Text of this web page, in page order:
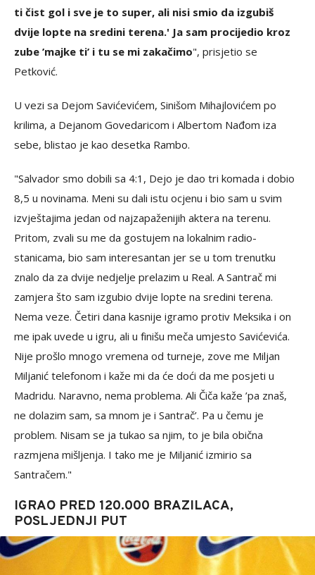
ti čist gol i sve je to super, ali nisi smio da izgubiš
dvije lopte na sredini terena.' Ja sam procijedio kroz
zube ’majke ti’ i tu se mi zakačimo", prisjetio se
Petković.
U vezi sa Dejom Savićevićem, Sinišom Mihajlovićem po
krilima, a Dejanom Govedaricom i Albertom Nađom iza
sebe, blistao je kao desetka Rambo.
"Salvador smo dobili sa 4:1, Dejo je dao tri komada i dobio
8,5 u novinama. Meni su dali istu ocjenu i bio sam u svim
izvještajima jedan od najzapaženijih aktera na terenu.
Pritom, zvali su me da gostujem na lokalnim radio-
stanicama, bio sam interesantan jer se u tom trenutku
znalo da za dvije nedjelje prelazim u Real. A Santrač mi
zamjera što sam izgubio dvije lopte na sredini terena.
Nema veze. Četiri dana kasnije igramo protiv Meksika i on
me ipak uvede u igru, ali u finišu meča umjesto Savićevića.
Nije prošlo mnogo vremena od turneje, zove me Miljan
Miljanić telefonom i kaže mi da će doći da me posjeti u
Madridu. Naravno, nema problema. Ali Čiča kaže ’pa znaš,
ne dolazim sam, sa mnom je i Santrač’. Pa u čemu je
problem. Nisam se ja tukao sa njim, to je bila obična
razmjena mišljenja. I tako me je Miljanić izmirio sa
Santračem."
IGRAO PRED 120.000 BRAZILACA,
POSLJEDNJI PUT